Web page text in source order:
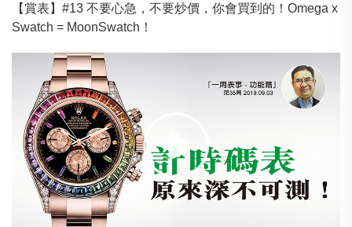
【賞表】#13 不要心急，不要炒價，你會買到的！Omega x
Swatch = MoonSwatch！